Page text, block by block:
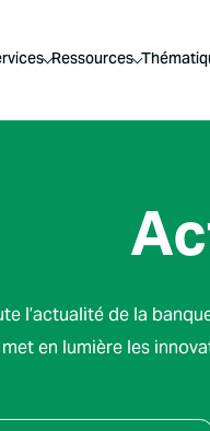
Ressources
l’actualité de la
met en lumière les